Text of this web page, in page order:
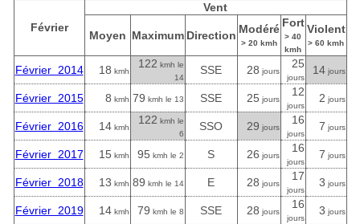
Février
Vent
Moyen Maximum Direction Modéré
> 20 kmh
Fort
> 40
kmh
Violent
> 60 kmh
Février 2014 18 kmh
122 kmh le
14
SSE 28 jours
25
jours
14jours
Février 2015 8 kmh 79 kmh le 13 SSE 25 jours
12
jours
2 jours
Février 2016 14kmh
122 kmh le
6
SSO 29 jours
16
jours
7 jours
Février 2017 15 kmh 95 kmh le 2 S 26 jours
16
jours
7 jours
Février 2018 13 kmh 89 kmh le 14 E 28 jours
17
jours
3 jours
Février 2019 14kmh 79 kmh le 8 SSE 28 jours
16
jours
3 jours